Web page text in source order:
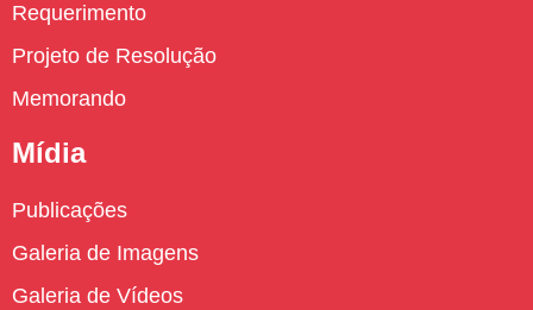
Requerimento
Projeto de Resolução
Memorando
Mídia
Publicações
Galeria de Imagens
Galeria de Vídeos